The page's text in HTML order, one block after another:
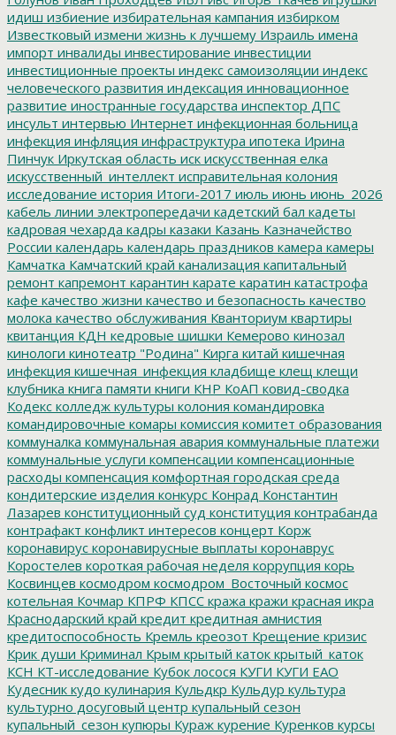
идиш избиение избирательная кампания избирком
Известковый измени жизнь к лучшему Израиль имена
импорт инвалиды инвестирование инвестиции
инвестиционные проекты индекс самоизоляции индекс
человеческого развития индексация инновационное
развитие иностранные государства инспектор ДПС
инсульт интервью Интернет инфекционная больница
инфекция инфляция инфраструктура ипотека Ирина
Пинчук Иркутская область иск искусственная елка
искусственный_интеллект исправительная колония
исследование история Итоги-2017 июль июнь июнь_2026
кабель линии электропередачи кадетский бал кадеты
кадровая чехарда кадры казаки Казань Казначейство
России календарь календарь праздников камера камеры
Камчатка Камчатский край канализация капитальный
ремонт капремонт карантин карате каратин катастрофа
кафе качество жизни качество и безопасность качество
молока качество обслуживания Кванториум квартиры
квитанция КДН кедровые шишки Кемерово кинозал
кинологи кинотеатр "Родина" Кирга китай кишечная
инфекция кишечная_инфекция кладбище клещ клещи
клубника книга памяти книги КНР КоАП ковид-сводка
Кодекс колледж культуры колония командировка
командировочные комары комиссия комитет образования
коммуналка коммунальная авария коммунальные платежи
коммунальные услуги компенсации компенсационные
расходы компенсация комфортная городская среда
кондитерские изделия конкурс Конрад Константин
Лазарев конституционный суд конституция контрабанда
контрафакт конфликт интересов концерт Корж
коронавирус коронавирусные выплаты коронаврус
Коростелев короткая рабочая неделя коррупция корь
Косвинцев космодром космодром_Восточный космос
котельная Кочмар КПРФ КПСС кража кражи красная икра
Краснодарский край кредит кредитная амнистия
кредитоспособность Кремль креозот Крещение кризис
Крик души Криминал Крым крытый каток крытый_каток
КСН КТ-исследование Кубок лосося КУГИ КУГИ ЕАО
Кудесник кудо кулинария Кульдкр Кульдур культура
культурно досуговый центр купальный сезон
купальный_сезон купюры Кураж курение Куренков курсы